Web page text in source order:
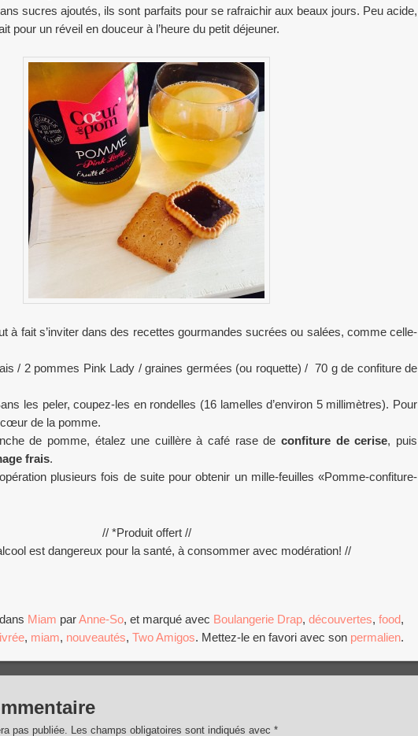
sucres ajoutés, ils sont parfaits pour se rafraichir aux beaux jours. Peu acide,
pour un réveil en douceur à l’heure du petit déjeuner.
à fait s’inviter dans des recettes gourmandes sucrées ou salées, comme celle-
/ 2 pommes Pink Lady / graines germées (ou roquette) / 70 g de confiture de
les peler, coupez-les en rondelles (16 lamelles d’environ 5 millimètres). Pour
de la pomme.
de pomme, étalez une cuillère à café rase deconfiture de cerise, puis
frais.
plusieurs fois de suite pour obtenir un mille-feuilles «Pomme-confiture-
// *Produit offert //
est dangereux pour la santé, à consommer avec modération! //
Miam parAnne-So, et marqué avec Boulangerie Drap, découvertes, food,
, miam, nouveautés, Two Amigos. Mettez-le en favori avec son permalien.
pas publiée. Les champs obligatoires sont indiqués avec*